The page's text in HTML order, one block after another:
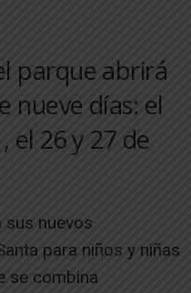
parque abrirá
nueve días: el
el 26 y 27 de
sus nuevos
para niños y niñas
se combina